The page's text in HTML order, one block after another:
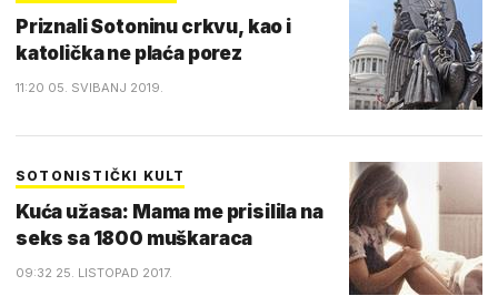
Priznali Sotoninu crkvu, kao i
katolička ne plaća porez
11:20 05. SVIBANJ 2019.
SOTONISTIČKI KULT
Kuća užasa: Mama me prisilila na
seks sa 1800 muškaraca
09:32 25. LISTOPAD 2017.